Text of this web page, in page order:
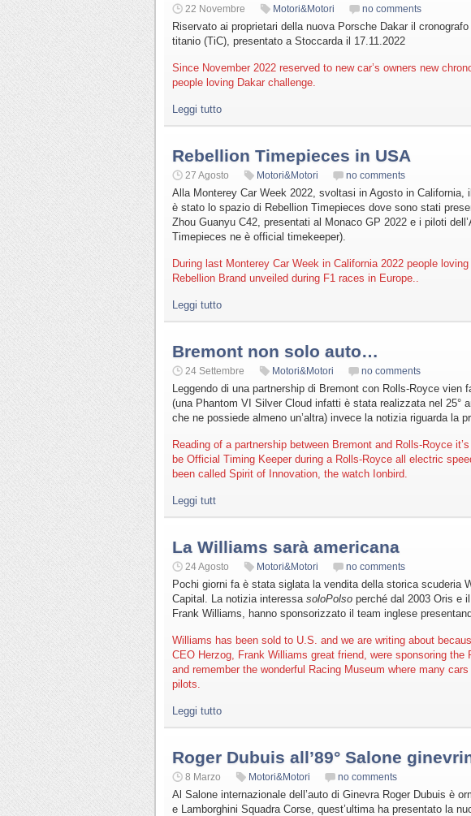
22 Novembre Motori&Motori no comments
Riservato ai proprietari della nuova Porsche Dakar il
titanio (TiC), presentato a Stoccarda il 17.11.2022
Since November 2022 reserved to new car’s owners new
people loving Dakar challenge.
Leggi tutto
Rebellion Timepieces in USA
27 Agosto Motori&Motori no comments
Alla Monterey Car Week 2022, svoltasi in Agosto in California,
è stato lo spazio di Rebellion Timepieces dove sono stati
Zhou Guanyu C42, presentati al Monaco GP 2022 e i piloti
Timepieces ne è official timekeeper).
During last Monterey Car Week in California 2022 people
Rebellion Brand unveiled during F1 races in Europe..
Leggi tutto
Bremont non solo auto…
24 Settembre Motori&Motori no comments
Leggendo di una partnership di Bremont con Rolls-Royce vien
(una Phantom VI Silver Cloud infatti è stata realizzata nel 25°
che ne possiede almeno un’altra) invece la notizia riguarda la
Reading of a partnership between Bremont and Rolls-Royce
be Official Timing Keeper during a Rolls-Royce all electric
been called Spirit of Innovation, the watch Ionbird.
Leggi tutt
La Williams sarà americana
24 Agosto Motori&Motori no comments
Pochi giorni fa è stata siglata la vendita della storica scuderia
Capital. La notizia interessa soloPolso perché dal 2003 Oris e
Frank Williams, hanno sponsorizzato il team inglese
Williams has been sold to U.S. and we are writing about
CEO Herzog, Frank Williams great friend, were sponsoring
and remember the wonderful Racing Museum where many
pilots.
Leggi tutto
Roger Dubuis all’89° Salone
8 Marzo Motori&Motori no comments
Al Salone internazionale dell’auto di Ginevra Roger Dubuis è
e Lamborghini Squadra Corse, quest’ultima ha presentato la